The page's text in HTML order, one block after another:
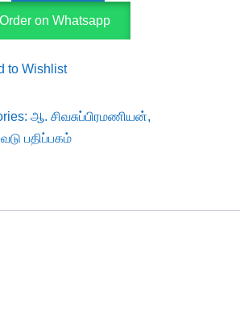
Order on Whatsapp
to Wishlist
ஆ. சிவசுப்பிரமணியன்,
பதிப்பகம்